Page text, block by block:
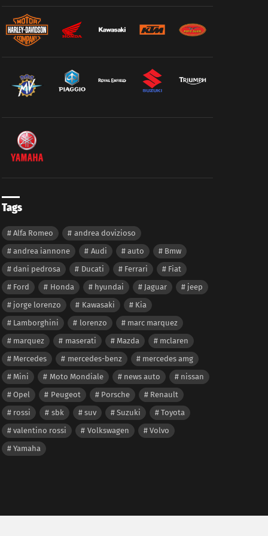
Tags
Alfa Romeo
andrea dovizioso
andrea iannone
Audi auto
Bmw
dani pedrosa
Ducati Ferrari
Fiat
Ford
Honda hyundai Jaguar
jeep
jorge lorenzo
Kawasaki
Kia
Lamborghini
lorenzo
marc marquez
marquez
maserati Mazda
mclaren
Mercedes
mercedes-benz
mercedes amg
Mini
Moto Mondiale news auto
nissan
Opel
Peugeot Porsche
Renault
rossi
sbk suv Suzuki
Toyota
valentino rossi
Volkswagen
Volvo
Yamaha